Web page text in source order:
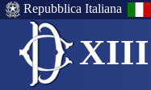
XIII
Repubblica Italiana